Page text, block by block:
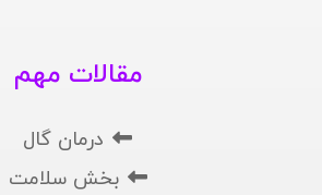
مقالات مهم
درمان گال
بخش سلامت